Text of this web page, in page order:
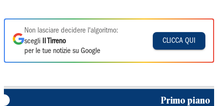
Non lasciare decidere l'algoritmo:
scegli
Il Tirreno
per le tue notizie su Google
CLICCA QUI
Primo piano